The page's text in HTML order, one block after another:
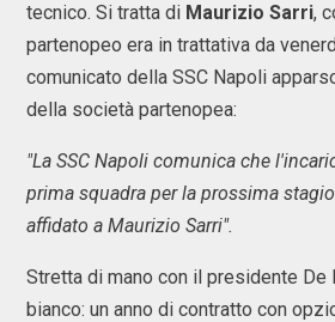
tecnico. Si tratta di Maurizio Sarri,
partenopeo era in trattativa da
comunicato della SSC Napoli
della società partenopea:
"La SSC Napoli comunica che
prima squadra per la prossima
affidato a Maurizio Sarri".
Stretta di mano con il presidente De
bianco: un anno di contratto con